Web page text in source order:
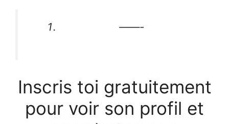
——-
Inscris toi gratuitement
pour voir son profil et